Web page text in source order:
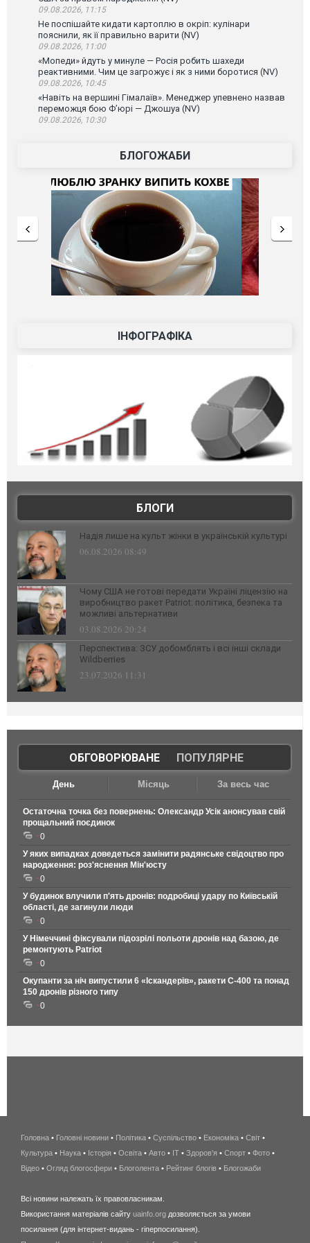
09.08.2026, 11:15
Не поспішайте кидати картоплю в окріп: кулінари
пояснили, як її правильно варити (NV)
09.08.2026, 11:00
«Мопеди» йдуть у минуле — Росія робить шахеди
реактивними. Чим це загрожує і як з ними боротися (NV)
09.08.2026, 10:45
«Навіть на вершині Гімалаїв». Менеджер упевнено назвав
переможця бою Ф’юрі — Джошуа (NV)
09.08.2026, 10:30
БЛОГОЖАБИ
ІНФОГРАФІКА
БЛОГИ
Надія лише на культ жінки в українській культурі
06.08.2026 08:49
Чому США не готові передати Україні ліцензію на
виробництво ракет Patriot: політика, безпека та
можливі альтернативи
03.08.2026 20:24
Перспектива: ЗСУ добомблять і всі інші склади
Wildberries
23.07.2026 11:31
ОБГОВОРЮВАНЕ| ПОПУЛЯРНЕ
День Місяць За весь час
Остаточна точка без повернень: Олександр Усік анонсував свій
прощальний поєдинок
0
У яких випадках доведеться замінити радянське свідоцтво про
народження: роз'яснення Мін'юсту
0
У будинок влучили п'ять дронів: подробиці удару по Київській
області, де загинули люди
0
У Німеччині фіксували підозрілі польоти дронів над базою, де
ремонтують Patriot
0
Окупанти за ніч випустили 6 «Іскандерів», ракети С-400 та понад
150 дронів різного типу
0
беспроводной
интернет
киев
wimax
Головна • Головні новини • Політика • Суспільство • Економіка • Світ •
Культура • Наука • Історія • Освіта • Авто • IT • Здоров'я • Спорт • Фото •
Відео • Огляд блогосфери • Блоголента • Рейтинг блогів • Блогожаби
Всі новини належать їх правовласникам.
Використання матеріалів сайту uainfo.org дозволяється за умови
посилання (для інтернет-видань - гіперпосилання).